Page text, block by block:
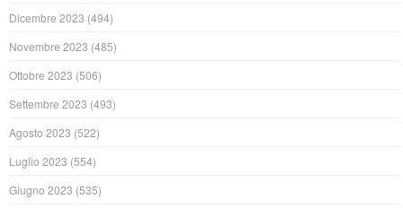
Dicembre 2023 (494)
Novembre 2023 (485)
Ottobre 2023 (506)
Settembre 2023 (493)
Agosto 2023 (522)
Luglio 2023 (554)
Giugno 2023 (535)